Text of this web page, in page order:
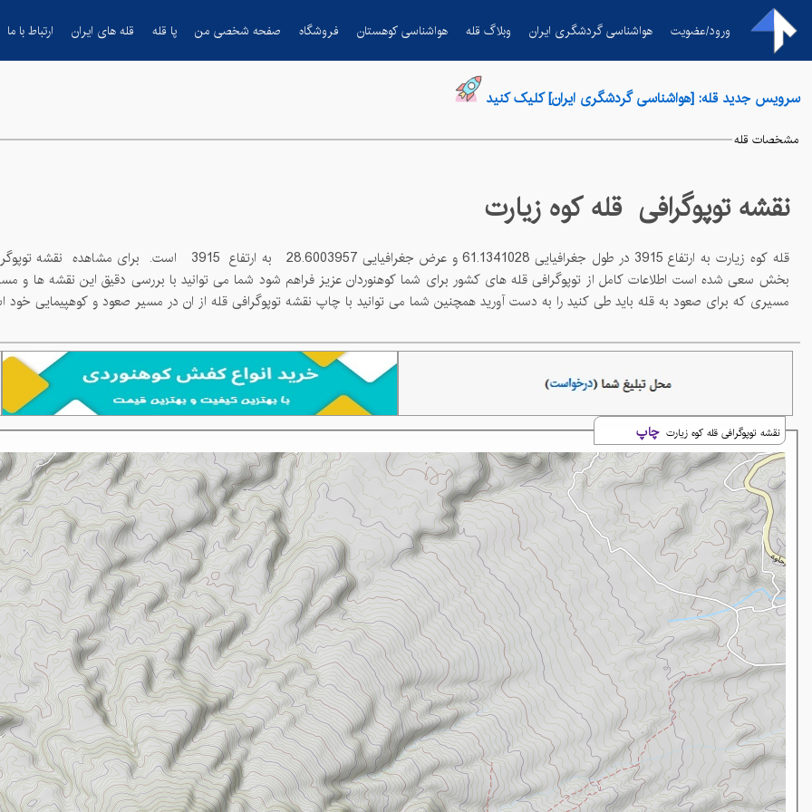
ورود/عضویت هواشناسی گردشگری ایران وبلاگ قله هواشناسی کوهستان فروشگاه صفحه شخصی من پا قله قله های ایران ارتباط با ما
سرویس جدید قله: [هواشناسی گردشگری ایران] کلیک کنید
مشخصات قله
نقشه توپوگرافی قلهکوه زیارت
قلهکوه زیارت 3915
61.1341028 و عرض جغرافیایی 28.6003957
3915
مسیری که برای صعود به قله باید طی کنید را به دست آورید همچنین شما می توانید با چاپ نقشه توپوگرافی قله از ان در مسیر صعود و کوهپیمایی خود استفاده کنید
نقشه توپوگرافی قله کوه زیارت چاپ